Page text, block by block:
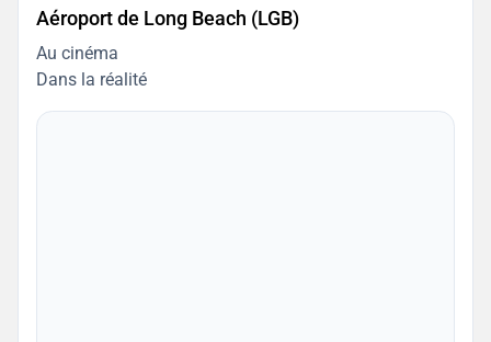
Aéroport de Long Beach (LGB)
Au cinéma
Dans la réalité